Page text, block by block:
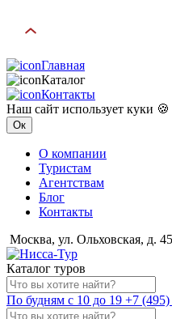
Главная
Каталог
Контакты
Наш сайт использует куки
Ок
О компании
Туристам
Агентствам
Блог
Контакты
Москва, ул. Ольховская, д.
Каталог туров
По будням с 10 до 19 +7